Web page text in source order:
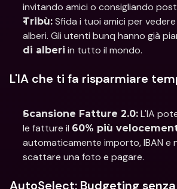
invitando amici o consigliando
Tribù: Sfida i tuoi amici per
alberi. Gli utenti bunq hanno già
di alberi in tutto il mondo.
L'IA che ti fa risparmiare
Scansione Fatture 2.0: L'IA
le fatture il 60% più
automaticamente importo, IBAN e
scattare una foto e pagare.
AutoSelect: Budgeting